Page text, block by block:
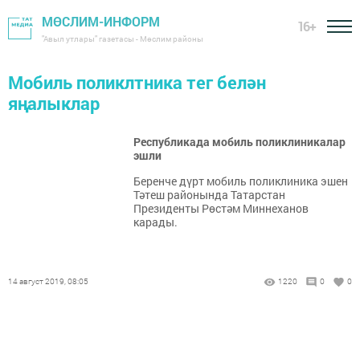
МӨСЛИМ-ИНФОРМ
"Авыл утлары" газетасы - Мөслим районы
16+
Мобиль поликлтника тег белән
яңалыклар
Республикада мобиль поликлиникалар
эшли
Беренче дүрт мобиль поликлиника эшен
Тәтеш районында Татарстан
Президенты Рөстәм Миннеханов
карады.
14 август 2019, 08:05 1220 0 0